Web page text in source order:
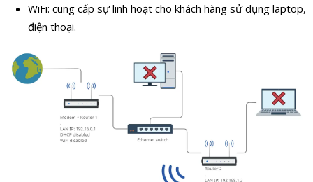
WiFi: cung cấp sự linh hoạt cho khách hàng sử dụng laptop,
điện thoại.